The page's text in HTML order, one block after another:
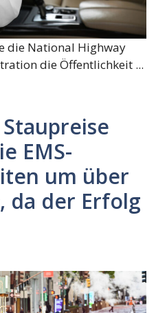
die National Highway
die Öffentlichkeit ...
EMS-
um über
da der Erfolg